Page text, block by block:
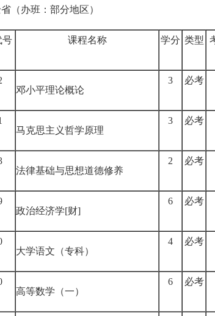
办班：部分地区）
号 课程名称 学分 类型
邓小平理论概论
3 必考
马克思主义哲学原理
3 必考
法律基础与思想道德修养
2 必考
政治经济学[财]
6 必考
大学语文（专科）
4 必考
高等数学（一）
6 必考